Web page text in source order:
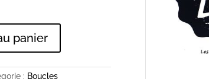
panier
: Boucles